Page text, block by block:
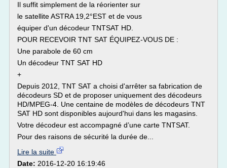
Il suffit simplement de la réorienter sur
le satellite ASTRA 19,2°EST et de vous
équiper d'un décodeur TNTSAT HD.
POUR RECEVOIR TNT SAT ÉQUIPEZ-VOUS DE :
Une parabole de 60 cm
Un décodeur TNT SAT HD
+
Depuis 2012, TNT SAT a choisi d'arrêter sa fabrication de
décodeurs SD et de proposer uniquement des décodeurs
HD/MPEG-4. Une centaine de modèles de décodeurs TNT
SAT HD sont disponibles aujourd'hui dans les magasins.
Votre décodeur est accompagné d’une carte TNTSAT.
Pour des raisons de sécurité la durée de...
Lire la suite
Date: 2016-12-20 16:19:46